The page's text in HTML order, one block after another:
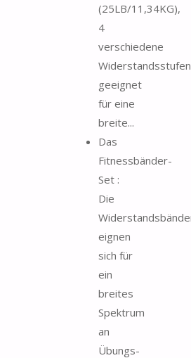
(25LB/11,34KG),
4
verschiedene
geeignet
für eine
breite...
Das
Fitnessbänder-
Set :
Die
eignen
sich für
ein
breites
Spektrum
an
Übungs-